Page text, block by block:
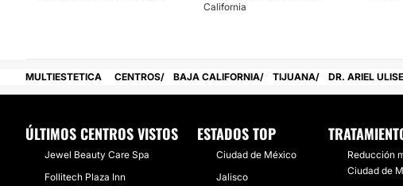
California
MULTIESTETICA CENTROS BAJA CALIFORNIA TIJUANA DR. ARIEL
ÚLTIMOS CENTROS VISTOS
Jewel Beauty Care Spa
Follitech Plaza Inn
ESTADOS TOP
Ciudad de México
Jalisco
Reducción
Ciudad de